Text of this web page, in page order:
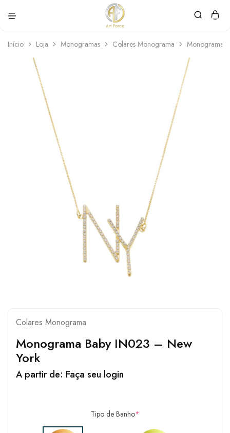
Force
personalizadas
Início Loja Monogramas Colares Monograma Monograma
Colares Monograma
Monograma Baby IN023 – New
York
A partir de: Faça seu login
Tipo de Banho*